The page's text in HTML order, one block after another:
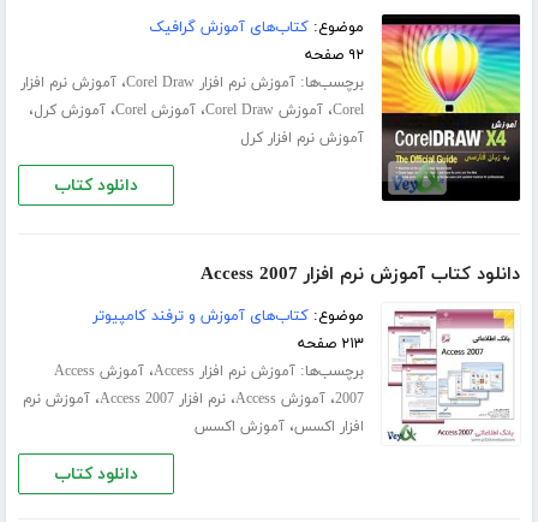
موضوع:کتاب‌های آموزش گرافیک
۹۲ صفحه
برچسب‌ها:آموزش نرم افزار Corel Draw ،آموزش نرم افزار
Corel،آموزش Corel Draw ،آموزش Corel ،آموزش کرل،
آموزش نرم افزار کرل
دانلود کتاب
دانلود کتاب آموزش نرم افزار Access 2007
موضوع:کتاب‌های آموزش و ترفند کامپیوتر
۲۱۳ صفحه
برچسب‌ها:آموزش نرم افزار Access ،
آموزش Access
2007،آموزش Access ،نرم افزار Access 2007 ،آموزش نرم
افزار اکسس،آموزش اکسس
دانلود کتاب